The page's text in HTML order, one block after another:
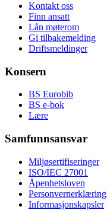
Kontakt oss
Finn ansatt
Lån møterom
Gi tilbakemelding
Driftsmeldinger
Konsern
BS Eurobib
BS e-bok
Lære
Samfunnsansvar
Miljøsertifiseringer
ISO/IEC 27001
Åpenhetsloven
Personvernerklæring
Informasjonskapsler